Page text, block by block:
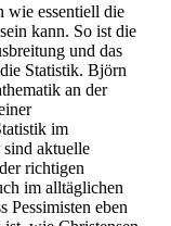
wie essentiell die
kann. So ist die
und das
Statistik. Björn
an der
im
aktuelle
richtigen
im alltäglichen
Pessimisten eben